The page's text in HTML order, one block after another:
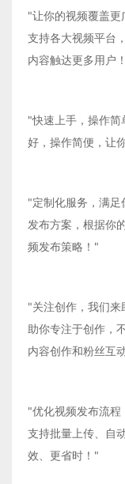
"让你的视频覆盖
支持各大视频平台
内容触达更多用户
"快速上手，操作
好，操作简便，让
"定制化服务，满
发布方案，根据你
频发布策略！"
"关注创作，我们
助你专注于创作，
内容创作和粉丝互
"优化视频发布流
支持批量上传、自
效、更省时！"